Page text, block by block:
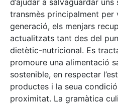
transmès principalment per
generació, els menjars
actualitzats tant des del
dietètic-nutricional. Es
promoure una alimentació
sostenible, en respectar
productes i la seua
proximitat. La gramàtica